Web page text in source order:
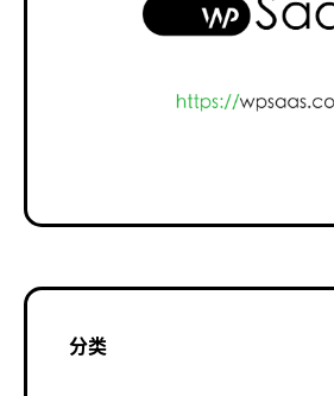
分类